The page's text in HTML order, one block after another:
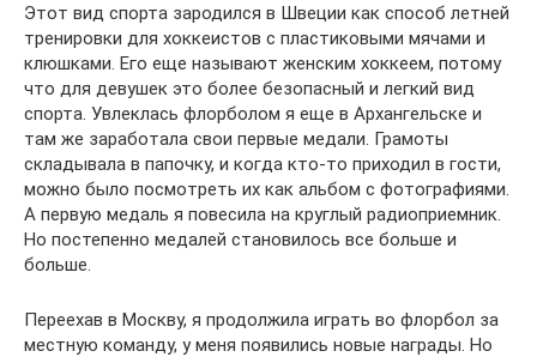
Этот вид спорта зародился в Швеции как способ летней
тренировки для хоккеистов с пластиковыми мячами и
клюшками. Его еще называют женским хоккеем, потому
что для девушек это более безопасный и легкий вид
спорта. Увлеклась флорболом я еще в Архангельске и
там же заработала свои первые медали. Грамоты
складывала в папочку, и когда кто-то приходил в гости,
можно было посмотреть их как альбом с фотографиями.
А первую медаль я повесила на круглый радиоприемник.
Но постепенно медалей становилось все больше и
больше.
Переехав в Москву, я продолжила играть во флорбол за
местную команду, у меня появились новые награды. Но